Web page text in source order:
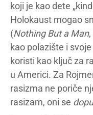
koji je kao dete
Holokaust mogao
(Nothing But a Man,
kao polazište i
koristi kao ključ za
u Americi. Za
rasizma ne poriče
rasizam, oni se